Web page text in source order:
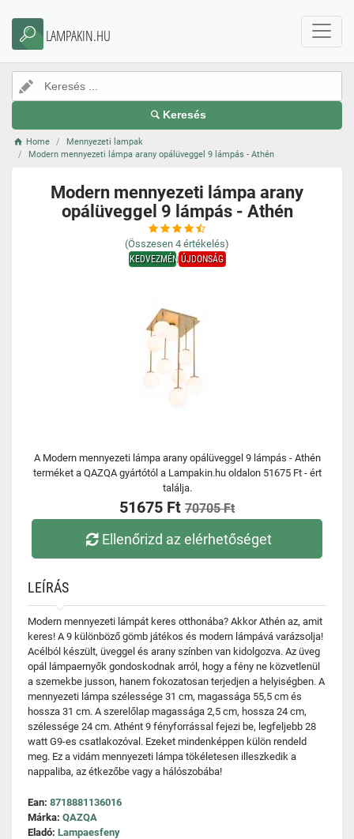
LAMPAKIN.HU
Keresés
Home
Mennyezeti lampak
Modern mennyezeti lámpa arany opálüveggel 9 lámpás - Athén
Modern mennyezeti lámpa arany
opálüveggel 9 lámpás - Athén
(Összesen 4 értékelés)
KEDVEZMÉNYÚJDONSÁG
A Modern mennyezeti lámpa arany opálüveggel 9 lámpás - Athén
terméket a QAZQA gyártótól a Lampakin.hu oldalon 51675 Ft - ért
találja.
51675 Ft 70705 Ft
Ellenőrizd az elérhetőséget
LEÍRÁS
Modern mennyezeti lámpát keres otthonába? Akkor Athén az, amit
keres! A 9 különböző gömb játékos és modern lámpává varázsolja!
Acélból készült, üveggel és arany színben van kidolgozva. Az üveg
opál lámpaernyők gondoskodnak arról, hogy a fény ne közvetlenül
a szemekbe jusson, hanem fokozatosan terjedjen a helyiségben. A
mennyezeti lámpa szélessége 31 cm, magassága 55,5 cm és
hossza 31 cm. A szerelőlap magassága 2,5 cm, hossza 24 cm,
szélessége 24 cm. Athént 9 fényforrással fejezi be, legfeljebb 28
watt G9-es csatlakozóval. Ezeket mindenképpen külön rendeld
meg. Ez a vidám mennyezeti lámpa tökéletesen illeszkedik a
nappaliba, az étkezőbe vagy a hálószobába!
Ean: 8718881136016
Márka: QAZQA
Eladó: Lampaesfeny